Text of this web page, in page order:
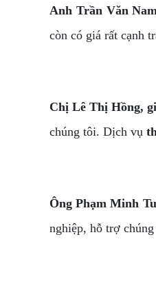
Anh Trần Văn
còn có giá rất cạnh
Chị Lê Thị Hồng,
chúng tôi. Dịch vụ
Ông Phạm Minh
nghiệp, hỗ trợ